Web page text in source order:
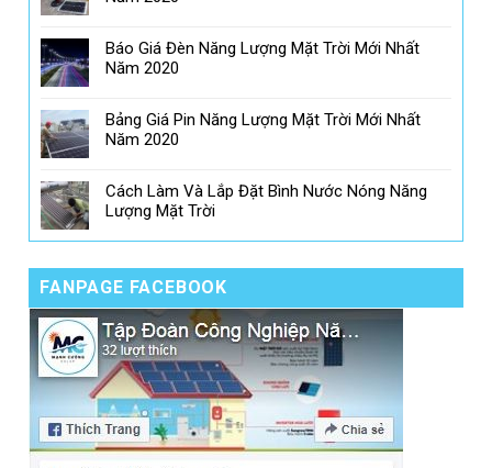
Báo Giá Đèn Năng Lượng Mặt Trời Mới Nhất
Năm 2020
Bảng Giá Pin Năng Lượng Mặt Trời Mới Nhất
Năm 2020
Cách Làm Và Lắp Đặt Bình Nước Nóng Năng
Lượng Mặt Trời
FANPAGE FACEBOOK